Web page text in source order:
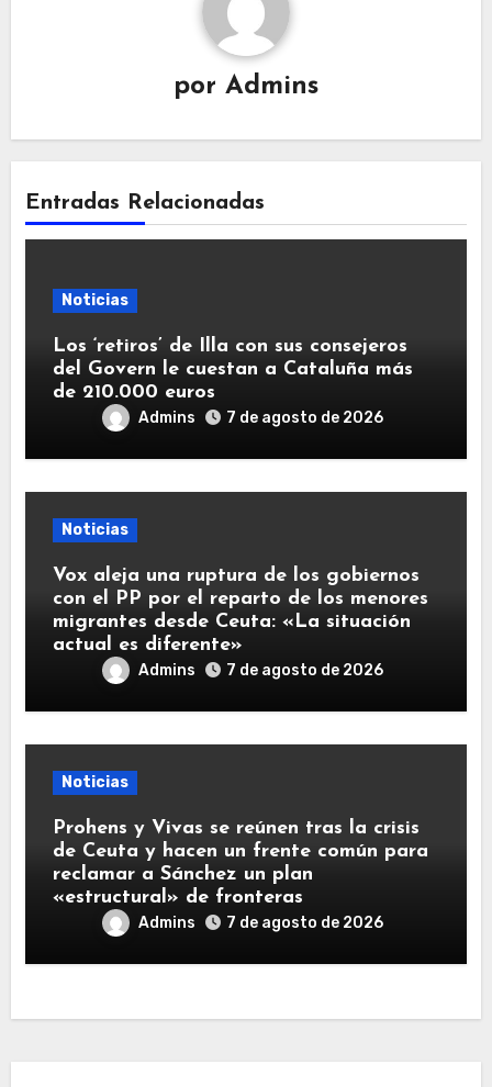
por Admins
Entradas Relacionadas
Noticias
Los ‘retiros’ de Illa con sus consejeros
del Govern le cuestan a Cataluña más
de 210.000 euros
Admins 7 de agosto de 2026
Noticias
Vox aleja una ruptura de los gobiernos
con el PP por el reparto de los menores
migrantes desde Ceuta: «La situación
actual es diferente»
Admins 7 de agosto de 2026
Noticias
Prohens y Vivas se reúnen tras la crisis
de Ceuta y hacen un frente común para
reclamar a Sánchez un plan
«estructural» de fronteras
Admins 7 de agosto de 2026